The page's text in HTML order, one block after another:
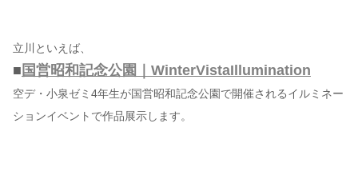
立川といえば、
■ 国営昭和記念公園｜WinterVistaIllumination
空デ・小泉ゼミ4年生が国営昭和記念公園で開催されるイルミネー
ションイベントで作品展示します。